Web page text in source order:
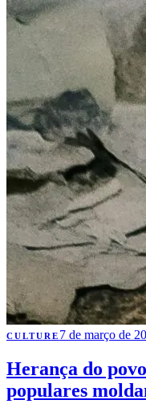
CULTURE 7 de março de
Herança do
populares